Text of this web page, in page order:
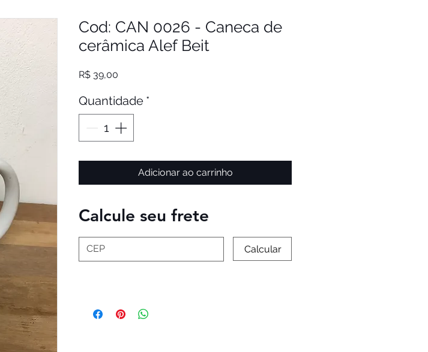
Cod: CAN 0026 - Caneca de
cerâmica Alef Beit
R$ 39,00
Quantidade *
Adicionar ao carrinho
Calcule seu frete
Calcular